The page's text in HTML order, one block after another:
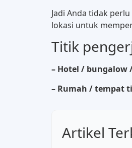
Jadi Anda tidak
lokasi untuk
Titik
– Hotel /
– Rumah / tempat
Artikel